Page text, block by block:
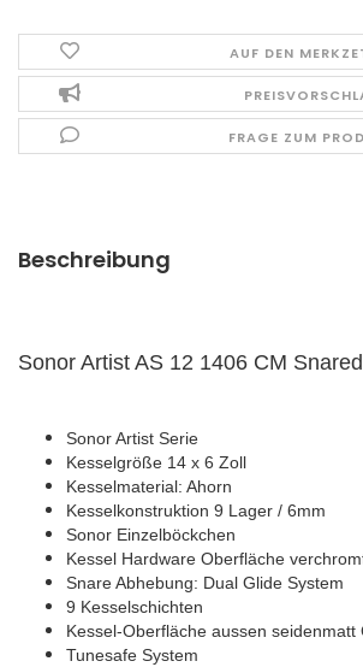
AUF DEN
FRAGE ZUM
Beschreibung
Sonor Artist AS 12 1406 CM
Sonor Artist Serie
Kesselgröße 14 x 6 Zoll
Kesselmaterial: Ahorn
Kesselkonstruktion 9 Lager / 6mm
Sonor Einzelböckchen
Kessel Hardware Oberfläche
Snare Abhebung: Dual Glide System
9 Kesselschichten
Kessel-Oberfläche aussen seidenmatt
Tunesafe System